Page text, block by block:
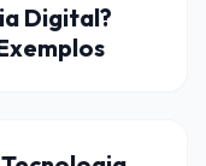
Digital?